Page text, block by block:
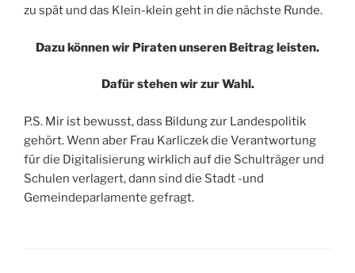
zu spät und das Klein-klein geht in die nächste Runde.
Dazu können wir Piraten unseren Beitrag leisten.
Dafür stehen wir zur Wahl.
P.S. Mir ist bewusst, dass Bildung zur Landespolitik
gehört. Wenn aber Frau Karliczek die Verantwortung
für die Digitalisierung wirklich auf die Schulträger und
Schulen verlagert, dann sind die Stadt -und
Gemeindeparlamente gefragt.